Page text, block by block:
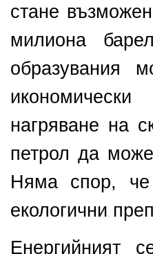
стане
милиона
образувания
нагряване на
петрол да
Няма спор,
екологични
Енергийният